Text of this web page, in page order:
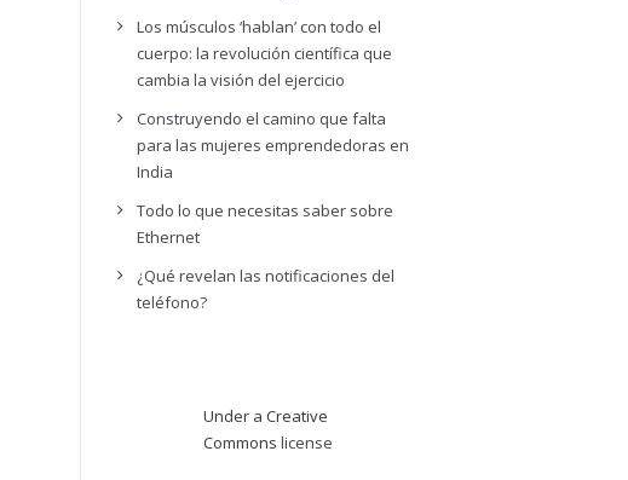
Los músculos ‘hablan’ con todo el
cuerpo: la revolución científica que
cambia la visión del ejercicio
Construyendo el camino que falta
para las mujeres emprendedoras en
India
Todo lo que necesitas saber sobre
Ethernet
¿Qué revelan las notificaciones del
teléfono?
Under a Creative
Commons license